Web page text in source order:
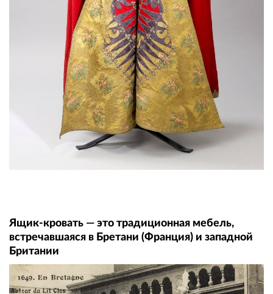
Ящик-кровать — это традиционная мебель,
встречавшаяся в Бретани (Франция) и западной
Британии